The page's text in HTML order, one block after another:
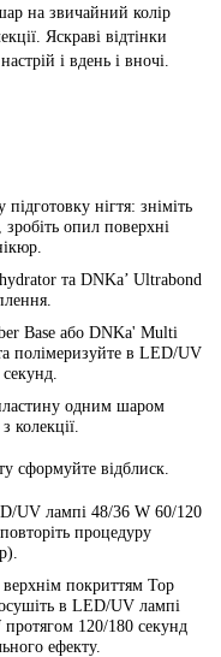
на звичайний колір
Яскраві відтінки
і вдень і вночі
нігтя: зніміть
опил поверхні
та DNKa’ Ultrabond
Base або DNKa' Multi
полімеризуйте в LED/UV
одним шаром
колекції.
сформуйте відблиск.
UV лампі 48/36 W 60/120
процедуру
покриттям Top
в LED/UV лампі
120/180 секунд
ефекту.